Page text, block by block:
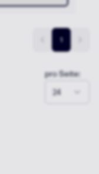
1
pro Seite:
24